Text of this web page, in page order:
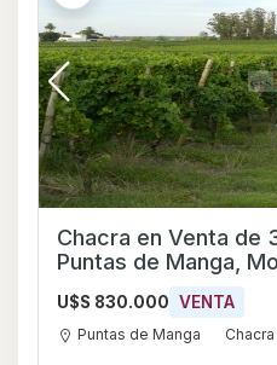
Chacra en Venta de 3
Puntas de Manga,
U$S 830.000 VENTA
Puntas de Manga Chacra